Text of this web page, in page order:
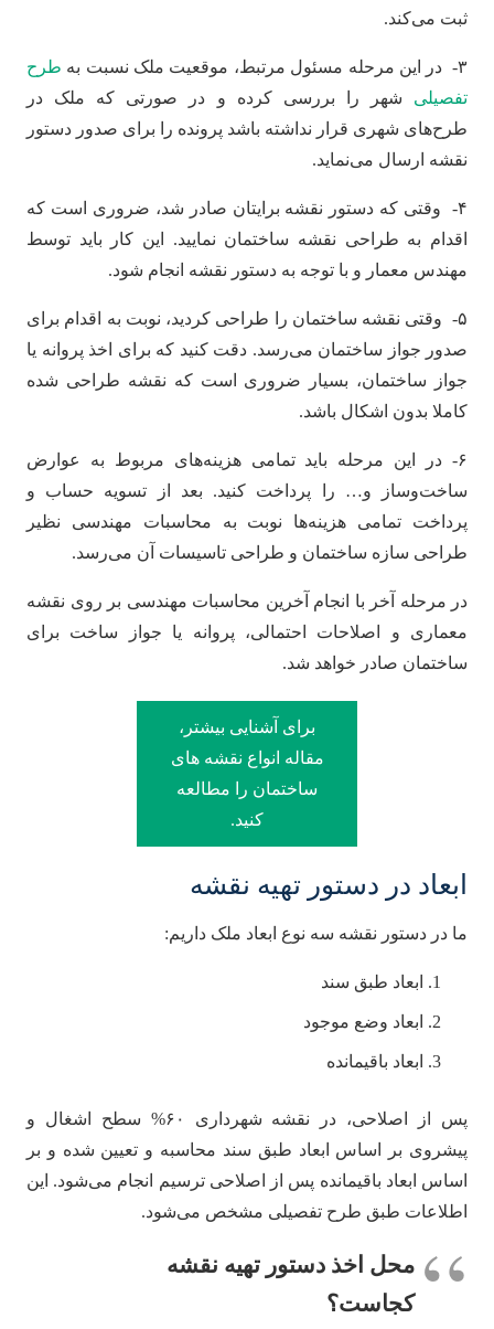
ثبت می‌کند.
۳- در این مرحله مسئول مرتبط، موقعیت ملک نسبت به
طرح
تفصیلی شهر را بررسی کرده و در صورتی که ملک در
طرح‌های شهری قرار نداشته باشد پرونده را برای صدور دستور
نقشه ارسال می‌نماید.
۴- وقتی که دستور نقشه برایتان صادر شد، ضروری است که
اقدام به طراحی نقشه ساختمان نمایید. این کار باید توسط
مهندس معمار و با توجه به دستور نقشه انجام شود.
۵- وقتی نقشه ساختمان را طراحی کردید، نوبت به اقدام برای
صدور جواز ساختمان می‌رسد. دقت کنید که برای اخذ پروانه یا
جواز ساختمان، بسیار ضروری است که نقشه طراحی شده
کاملا بدون اشکال باشد.
۶- در این مرحله باید تمامی هزینه‌های مربوط به عوارض
ساخت‌وساز و… را پرداخت کنید. بعد از تسویه حساب و
پرداخت تمامی هزینه‌ها نوبت به محاسبات مهندسی نظیر
طراحی سازه ساختمان و طراحی تاسیسات آن می‌رسد.
در مرحله‌ آخر با انجام آخرین محاسبات مهندسی بر روی نقشه
معماری و اصلاحات احتمالی، پروانه یا جواز ساخت برای
ساختمان صادر خواهد شد.
برای آشنایی بیشتر،
مقاله انواع نقشه های
ساختمان را مطالعه
کنید.
ابعاد در دستور تهیه نقشه
ما در دستور نقشه سه نوع ابعاد ملک داریم:
ابعاد طبق سند
ابعاد وضع موجود
ابعاد باقیمانده
پس از اصلاحی، در نقشه شهرداری ۶۰% سطح اشغال و
پیشروی بر اساس ابعاد طبق سند محاسبه و تعیین شده و بر
اساس ابعاد باقیمانده پس از اصلاحی ترسیم انجام می‌شود. این
اطلاعات طبق طرح تفصیلی مشخص می‌شود.
محل اخذ دستور تهیه نقشه
کجاست؟